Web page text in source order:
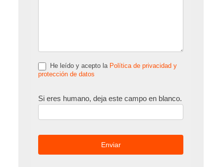
He leído y acepto la Política de privacidad y
protección de datos
Si eres humano, deja este campo en blanco.